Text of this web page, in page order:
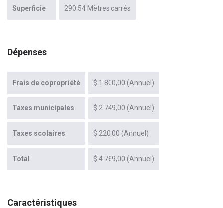
Superficie 290.54 Mètres carrés
Dépenses
Frais de copropriété $ 1 800,00 (Annuel)
Taxes municipales $ 2 749,00 (Annuel)
Taxes scolaires $ 220,00 (Annuel)
Total $ 4 769,00 (Annuel)
Caractéristiques